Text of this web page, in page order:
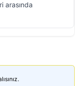
arasında